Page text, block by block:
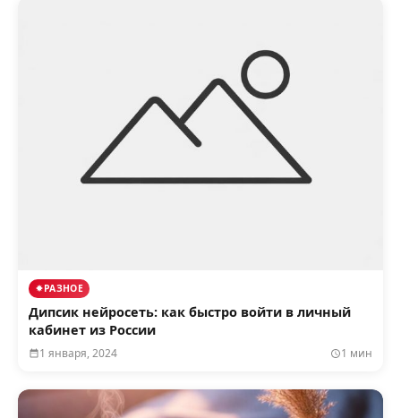
РАЗНОЕ
Дипсик нейросеть: как быстро войти в личный
кабинет из России
1 января, 2024 1 мин